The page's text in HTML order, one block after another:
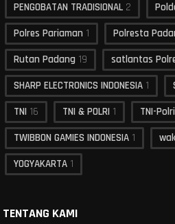
PENGOBATAN TRADISIONAL 2
Polres Pariaman 1 Polresta
Rutan Padang 19 satlantas
SHARP ELECTRONICS INDONESIA 1
TNI 16 TNI & POLRI 1 TNI-Polri
TWIBBON GAMIES INDONESIA 1
YOGYAKARTA 1
TENTANG KAMI